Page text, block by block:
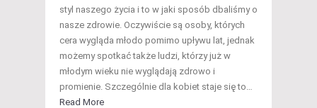
styl naszego życia i to w jaki sposób dbaliśmy o
nasze zdrowie. Oczywiście są osoby, których
cera wygląda młodo pomimo upływu lat, jednak
możemy spotkać także ludzi, którzy już w
młodym wieku nie wyglądają zdrowo i
promienie. Szczególnie dla kobiet staje się to…
Read More